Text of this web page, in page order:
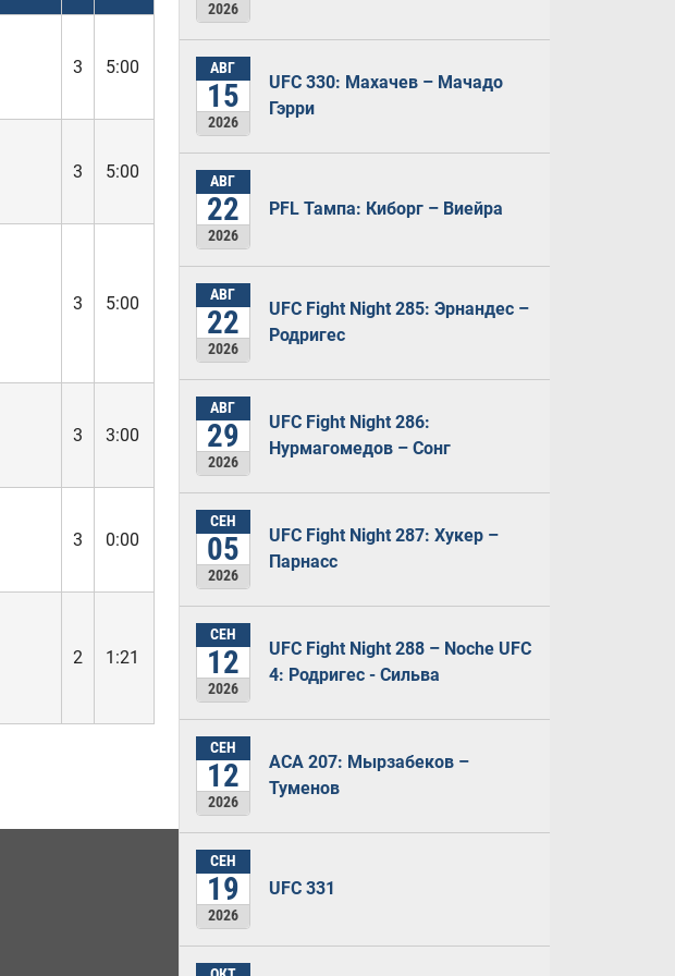
3 5:00
3
5:00
3
5:00
3
3:00
3
0:00
2
1:21
2026
АВГ
15
2026
UFC 330: Махачев – Мачадо
Гэрри
АВГ
22
2026
PFL Тампа: Киборг – Виейра
АВГ
22
2026
UFC Fight Night 285: Эрнандес –
Родригес
АВГ
29
2026
UFC Fight Night 286:
Нурмагомедов – Сонг
СЕН
05
2026
UFC Fight Night 287: Хукер –
Парнасс
СЕН
12
2026
UFC Fight Night 288 – Noche UFC
4: Родригес - Сильва
СЕН
12
2026
ACA 207: Мырзабеков –
Туменов
СЕН
19
2026
UFC 331